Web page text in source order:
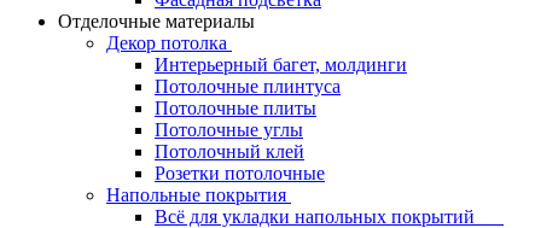
Отделочные материалы
Декор потолка
Интерьерный багет, молдинги
Потолочные плинтуса
Потолочные плиты
Потолочные углы
Потолочный клей
Розетки потолочные
Напольные покрытия
Всё для укладки напольных покрытий